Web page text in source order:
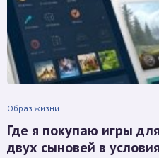
Образ жизни
Где я покупаю игры
двух сыновей в